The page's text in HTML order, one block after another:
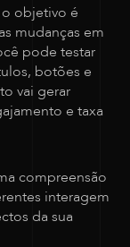
objetivo é
mudanças em
pode testar
botões e
vai gerar
e taxa
compreensão
interagem
da sua